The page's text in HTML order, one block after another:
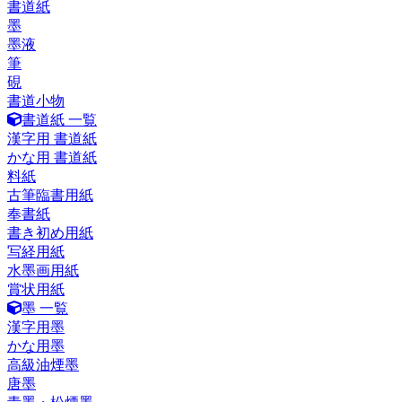
書道紙
墨
墨液
筆
硯
書道小物
書道紙 一覧
漢字用 書道紙
かな用 書道紙
料紙
古筆臨書用紙
奉書紙
書き初め用紙
写経用紙
水墨画用紙
賞状用紙
墨 一覧
漢字用墨
かな用墨
高級油煙墨
唐墨